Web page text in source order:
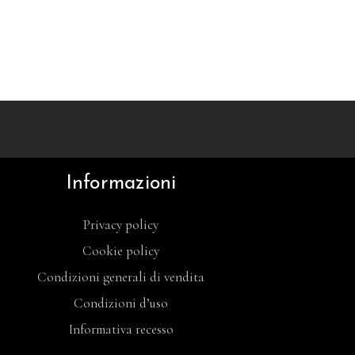
Informazioni
Privacy policy
Cookie policy
Condizioni generali di vendita
Condizioni d’uso
Informativa recesso